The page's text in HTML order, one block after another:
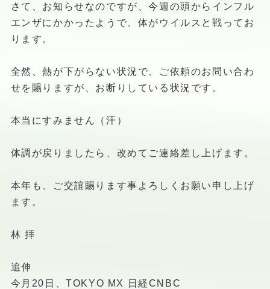
さて、お知らせなのですが、今週の頭からインフル
エンザにかかったようで、体がウイルスと戦ってお
ります。
全然、熱が下がらない状況で、ご依頼のお問い合わ
せを賜りますが、お断りしている状況です。
本当にすみません（汗）
体調が戻りましたら、改めてご連絡差し上げます。
本年も、ご交誼賜ります事よろしくお願い申し上げ
ます。
林 拝
追伸
今月20日、TOKYO MX 日経CNBC